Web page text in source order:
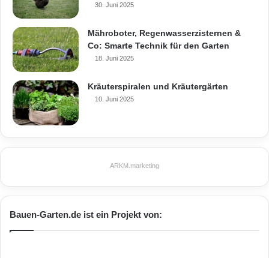
30. Juni 2025
Mähroboter, Regenwasserzisternen &
Co: Smarte Technik für den Garten
18. Juni 2025
Kräuterspiralen und Kräutergärten
10. Juni 2025
ARKM.marketing
Bauen-Garten.de ist ein Projekt von: